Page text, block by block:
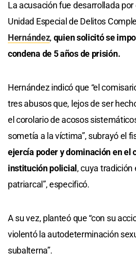
La acusación fue desarrollada por
Unidad Especial de Delitos
Hernández, quien solicitó se
condena de 5 años de prisión.
Hernández indicó que “el
tres abusos que, lejos de ser
el corolario de acosos
sometía a la víctima”, subrayó el
ejercía poder y dominación en el
institución policial , cuya
patriarcal”, especificó.
A su vez, planteó que “con su
violentó la autodeterminación
subalterna”.